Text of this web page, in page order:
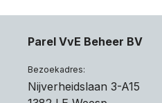
Parel VvE Beheer BV
Bezoekadres:
Nijverheidslaan 3-A15